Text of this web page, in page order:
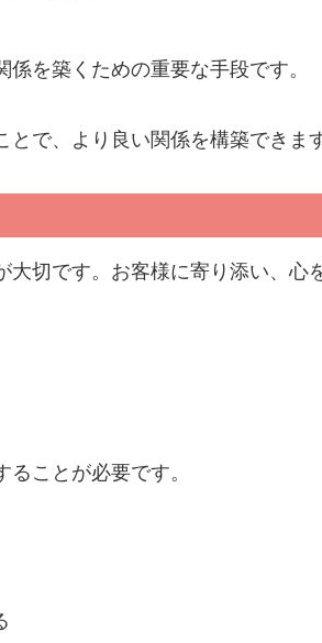
を築くための重要な手段です。
で、より良い関係を構築できます
切です。お客様に寄り添い、心
ことが必要です。